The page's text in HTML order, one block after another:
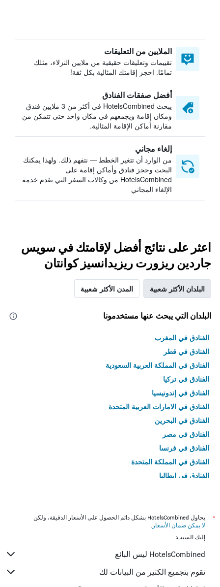
الملايين من التعليقات
تقييمات وتعليقات حقيقية من ملايين النزلاء، مثلك
تمامًا. احجز إقامتك المثالية بكل ثقة!
أفضل صفقات الفنادق
يبحث HotelsCombined في أكثر من 3 ملايين فندق
ومكان إقامة ويجمعهم في مكان واحد حتى تتمكن من
مقارنة أماكن الإقامة المثالية.
إلغاء مجاني
من الوارد أن تتغير الخطط — نتفهم ذلك. ولهذا يمكنك
البحث وحجز فنادق وأماكن إقامة على
HotelsCombined من وكالات السفر التي تقدم خدمة
الإلغاء المجاني
اعثر على نتائج أفضل لإقامتك في سويس
جاردين ريزورت ريزيدانسيز كوانتان
البلدان الأكثر شعبية المدن الأكثر شعبية
البلدان التي يبحث عنها مستخدمونا
الفنادق في المغرب
الفنادق في قطر
الفنادق في المملكة العربية السعودية
الفنادق في تركيا
الفنادق في إندونيسيا
الفنادق في الامارات العربية المتحدة
الفنادق في البحرين
الفنادق في مصر
الفنادق في فرنسا
الفنادق في المملكة المتحدة
الفنادق في إيطاليا
*
يحاول HotelsCombined بشكل دائم الحصول على الأسعار الدقيقة، ولكن
لا يمكن ضمان الأسعار .
إليك السبب:
HotelsCombined ليس البائع
نقوم بتجميع الكثير من البيانات لك